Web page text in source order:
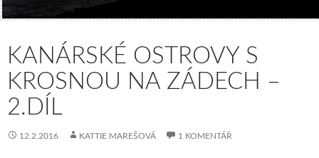
KANÁRSKÉ OSTROVY S
KROSNOU NA ZÁDECH –
2.DÍL
12.2.2016 KATTIE MAREŠOVÁ 1 KOMENTÁŘ